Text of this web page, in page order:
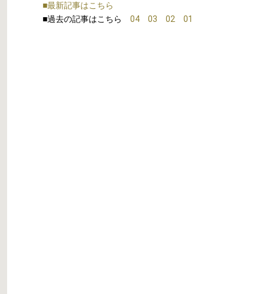
■最新記事はこちら
■過去の記事はこちら 04 03 02 01